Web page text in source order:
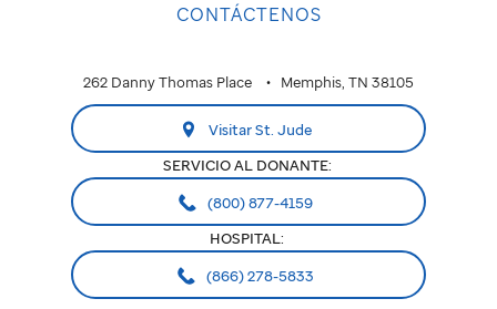
CONTÁCTENOS
262 Danny Thomas Place Memphis, TN 38105
Visitar St. Jude
SERVICIO AL DONANTE:
(800) 877-4159
HOSPITAL:
(866) 278-5833